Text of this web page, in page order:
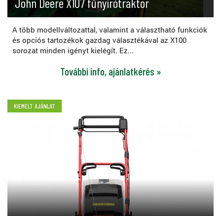
A több modellváltozattal, valamint a választható funkciók
és opciós tartozékok gazdag választékával az X100
sorozat minden igényt kielégít. Ez...
További info, ajánlatkérés »
KIEMELT AJÁNLAT